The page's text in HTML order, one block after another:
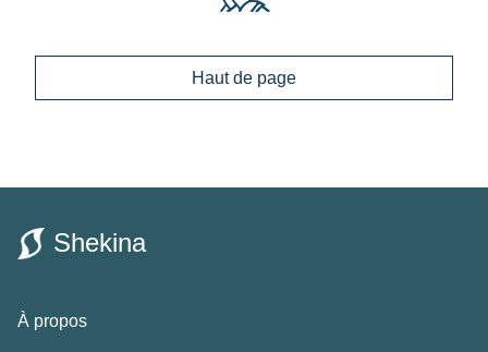
Haut de page
Shekina
À propos